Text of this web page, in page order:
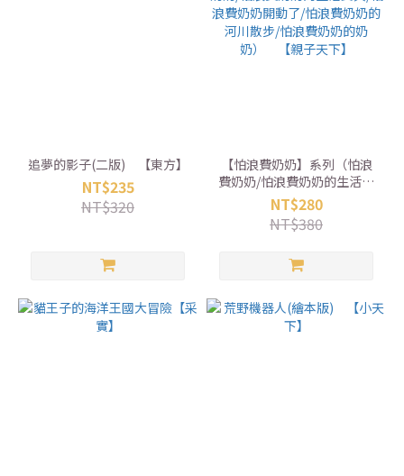
追夢的影子(二版) 【東方】
NT$235
NT$320
【怕浪費奶奶】系列（怕浪
費奶奶/怕浪費奶奶的生活寶
典/怕浪費奶奶開動了/怕浪費
奶奶的河川散步/怕浪費奶奶
的奶奶） 【親子天下】
NT$280
NT$380